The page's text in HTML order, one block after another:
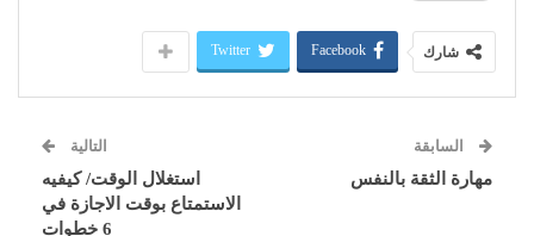
شارك Facebook
Twitter
السابقة
مهارة الثقة بالنفس
التالية
استغلال الوقت/ كيفيه
الاستمتاع بوقت الاجازة في
6 خطوات